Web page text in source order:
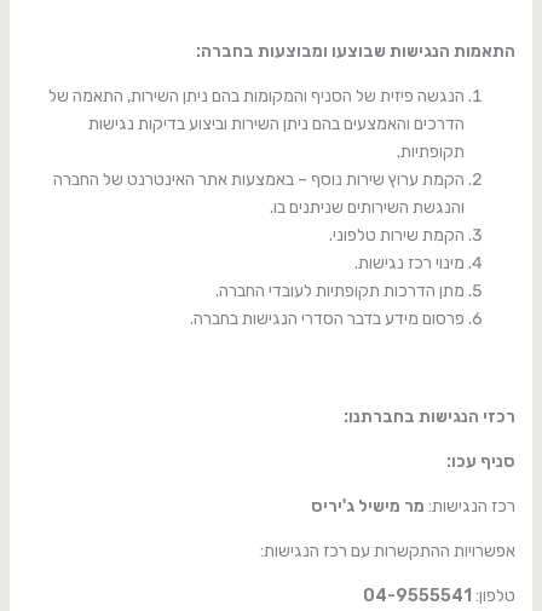
התאמות הנגישות שבוצעו ומבוצעות בחברה:
הנגשה פיזית של הסניף והמקומות בהם ניתן השירות, התאמה של
הדרכים והאמצעים בהם ניתן השירות וביצוע בדיקות נגישות
תקופתיות.
הקמת ערוץ שירות נוסף – באמצעות אתר האינטרנט של החברה
והנגשת השירותים שניתנים בו.
הקמת שירות טלפוני.
מינוי רכז נגישות.
מתן הדרכות תקופתיות לעובדי החברה.
פרסום מידע בדבר הסדרי הנגישות בחברה.
רכזי הנגישות בחברתנו:
סניף עכו:
רכז הנגישות: מר מישיל ג'יריס
אפשרויות ההתקשרות עם רכז הנגישות:
טלפון: 04-9555541